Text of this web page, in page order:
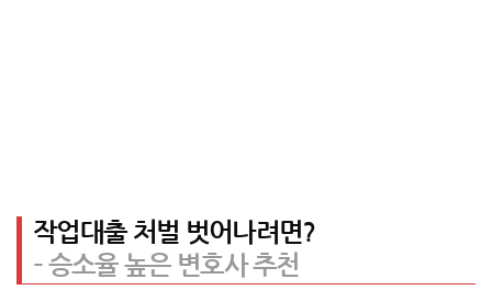
작업대출 처벌 벗어나려면?
– 승소율 높은 변호사 추천